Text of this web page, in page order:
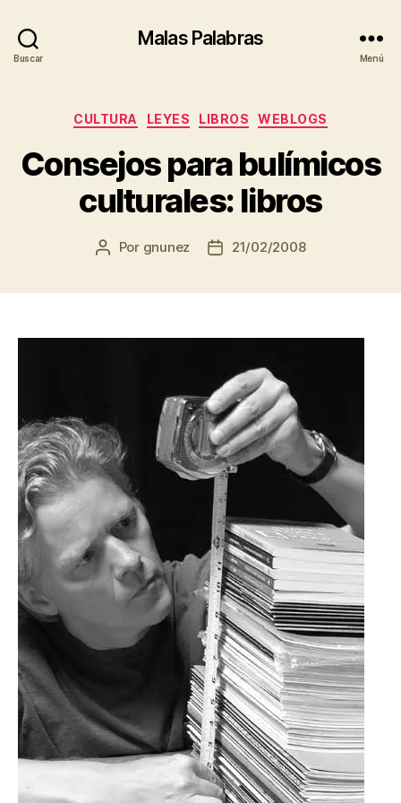
Buscar
Malas Palabras
Menú
Categorías
CULTURA LEYES LIBROS WEBLOGS
Consejos para bulímicos
culturales: libros
Autor
Por gnunez
Fecha21/02/2008